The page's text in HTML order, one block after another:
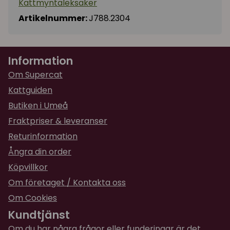
Kattmyntaleksaker
Artikelnummer:J788.2304
Information
Om Supercat
Kattguiden
Butiken i Umeå
Fraktpriser & leveranser
Returinformation
Ångra din order
Köpvillkor
Om företaget / Kontakta oss
Om Cookies
Kundtjänst